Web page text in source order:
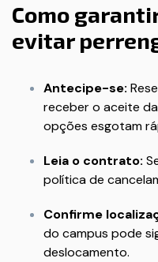
Como
evitar
Antecipe-se:
receber o aceite
opções esgotam
Leia o contrato:
política de
Confirme
do campus pode
deslocamento.